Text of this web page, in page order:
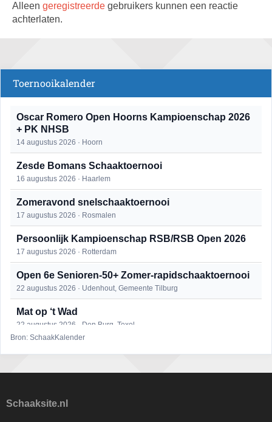
Alleen geregistreerde gebruikers kunnen een reactie
achterlaten.
Toernooikalender
Oscar Romero Open Hoorns Kampioenschap 2026
+ PK NHSB
14 augustus 2026 · Hoorn
Zesde Bomans Schaaktoernooi
16 augustus 2026 · Haarlem
Zomeravond snelschaaktoernooi
17 augustus 2026 · Rosmalen
Persoonlijk Kampioenschap RSB/RSB Open 2026
17 augustus 2026 · Rotterdam
Open 6e Senioren-50+ Zomer-rapidschaaktoernooi
22 augustus 2026 · Udenhout, Gemeente Tilburg
Mat op ‘t Wad
22 augustus 2026 · Den Burg, Texel
23 augustus 2026 · Utrecht
Bron: SchaakKalender
Schaaksite.nl